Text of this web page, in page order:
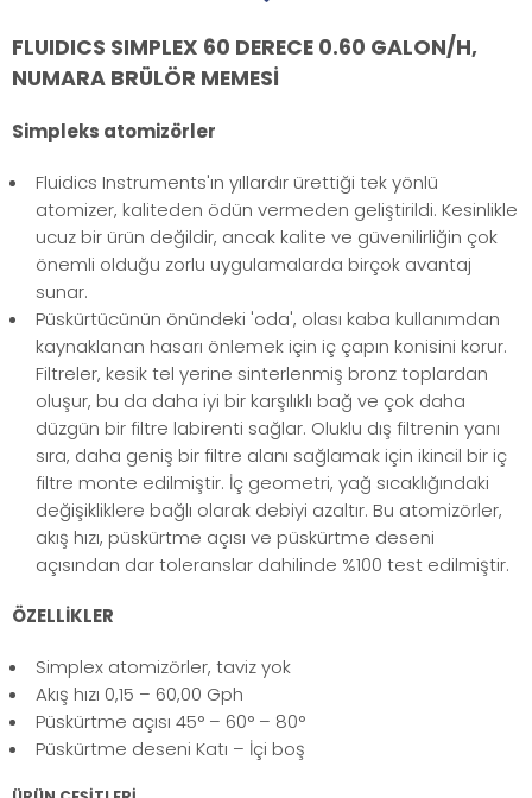
FLUIDICS SIMPLEX 60 DERECE 0.60 GALON/H,
NUMARA BRÜLÖR MEMESİ
Simpleks atomizörler
Fluidics Instruments'ın yıllardır ürettiği tek yönlü
atomizer, kaliteden ödün vermeden geliştirildi. Kesinlikle
ucuz bir ürün değildir, ancak kalite ve güvenilirliğin çok
önemli olduğu zorlu uygulamalarda birçok avantaj
sunar.
Püskürtücünün önündeki 'oda', olası kaba kullanımdan
kaynaklanan hasarı önlemek için iç çapın konisini korur.
Filtreler, kesik tel yerine sinterlenmiş bronz toplardan
oluşur, bu da daha iyi bir karşılıklı bağ ve çok daha
düzgün bir filtre labirenti sağlar. Oluklu dış filtrenin yanı
sıra, daha geniş bir filtre alanı sağlamak için ikincil bir iç
filtre monte edilmiştir. İç geometri, yağ sıcaklığındaki
değişikliklere bağlı olarak debiyi azaltır. Bu atomizörler,
akış hızı, püskürtme açısı ve püskürtme deseni
açısından dar toleranslar dahilinde %100 test edilmiştir.
ÖZELLİKLER
Simplex atomizörler, taviz yok
Akış hızı 0,15 – 60,00 Gph
Püskürtme açısı 45° – 60° – 80°
Püskürtme deseni Katı – İçi boş